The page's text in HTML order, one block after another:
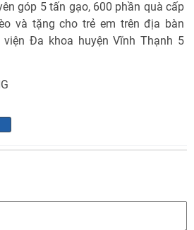
góp 5 tấn gạo, 600 phần quà cấp
và tặng cho trẻ em trên địa bàn
viện Đa khoa huyện Vĩnh Thạnh 5